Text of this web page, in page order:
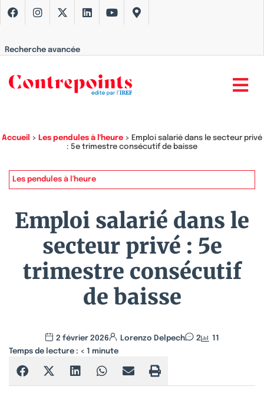
Recherche avancée
Accueil > Les pendules à l'heure > Emploi salarié dans le secteur privé
: 5e trimestre consécutif de baisse
Les pendules à l'heure
Emploi salarié dans le
secteur privé : 5e
trimestre consécutif
de baisse
2 février 2026 Lorenzo Delpech 2
11
Temps de lecture : < 1 minute